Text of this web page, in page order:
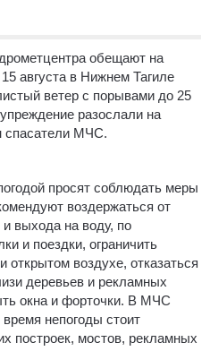
обещают на
августа в Нижнем Тагиле
ветер с порывами до 25
разослали на
спасатели МЧС.
просят соблюдать меры
воздержаться от
и выхода на воду, по
и поездки, ограничить
открытом воздухе, отказаться
деревьев и рекламных
окна и форточки. В МЧС
непогоды стоит
построек, мостов, рекламных